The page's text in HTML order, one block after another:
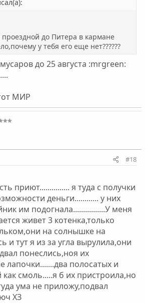
до Питера в кармане
у тебя его еще нет??????
до 25 августа :mrgreen:
МИР
#18
приют............... я туда с получки
деньги............ у них
им подогнала................У меня
живет 3 котенка,только
на солнышке на
и тут я из за угла вырулила,они
понеслись,ноя их
лапочки.......два полосатых и
смоль.....я б их пристроила,но
ума не приложу,подвал
ХЗ